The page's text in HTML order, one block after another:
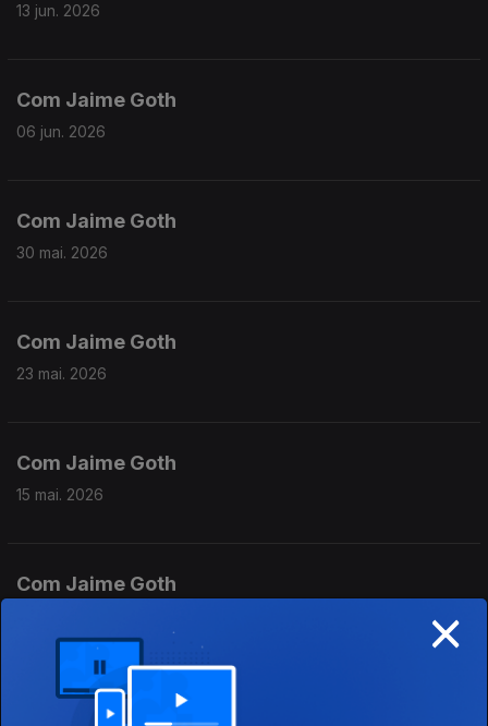
13 jun. 2026
Com Jaime Goth
06 jun. 2026
Com Jaime Goth
30 mai. 2026
Com Jaime Goth
23 mai. 2026
Com Jaime Goth
15 mai. 2026
Com Jaime Goth
Com Jaime Goth
×